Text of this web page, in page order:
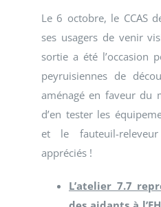
Le 6 octobre, le CCAS
ses usagers de venir
sortie a été l’occasion
peyruisiennes de
aménagé en faveur du
d’en tester les
et le fauteuil-
appréciés !
L’atelier 7.7